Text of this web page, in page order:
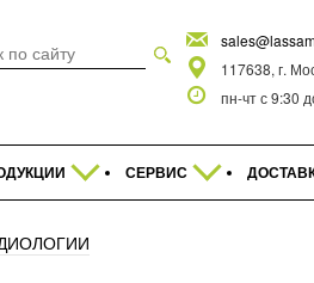
117638, г.
пн-чт с 9:30
СЕРВИС